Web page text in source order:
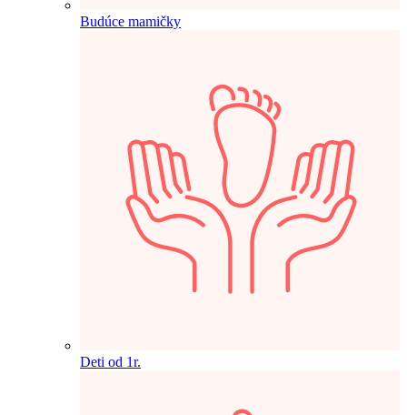
Budúce mamičky
Deti od 1r.